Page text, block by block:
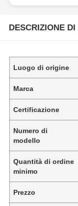
DESCRIZIONE
Luogo di origine
Marca
Certificazione
Numero di
modello
Quantità di ordine
minimo
Prezzo